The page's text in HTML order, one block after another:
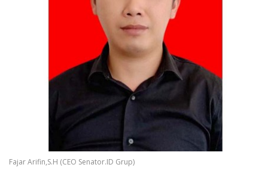
Fajar Arifin,S.H (CEO Senator.ID Grup)